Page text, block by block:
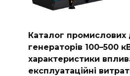
Каталог промислових
генераторів 100–500
характеристики
експлуатаційні